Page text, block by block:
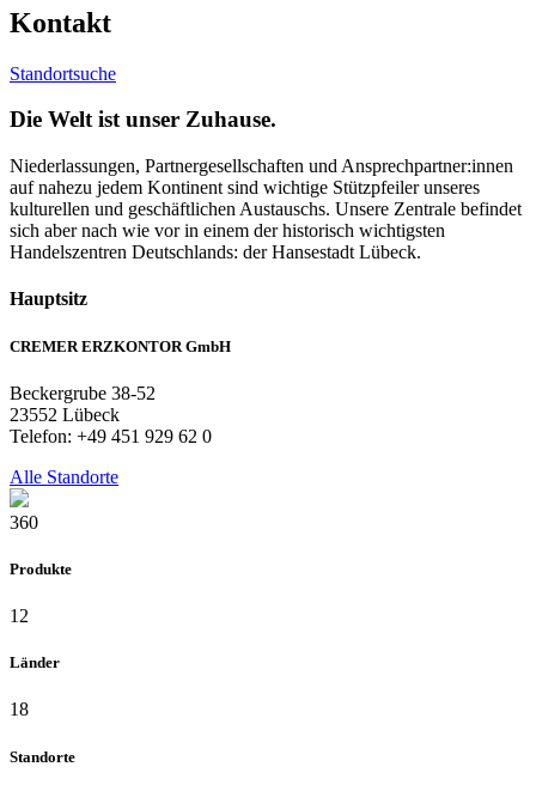
Kontakt
Standortsuche
Die Welt ist unser Zuhause.
Niederlassungen, Partnergesellschaften und Ansprechpartner:innen
auf nahezu jedem Kontinent sind wichtige Stützpfeiler unseres
kulturellen und geschäftlichen Austauschs. Unsere Zentrale befindet
sich aber nach wie vor in einem der historisch wichtigsten
Handelszentren Deutschlands: der Hansestadt Lübeck.
Hauptsitz
CREMER ERZKONTOR GmbH
Beckergrube 38-52
23552 Lübeck
Telefon: +49 451 929 62 0
Alle Standorte
360
Produkte
12
Länder
18
Standorte